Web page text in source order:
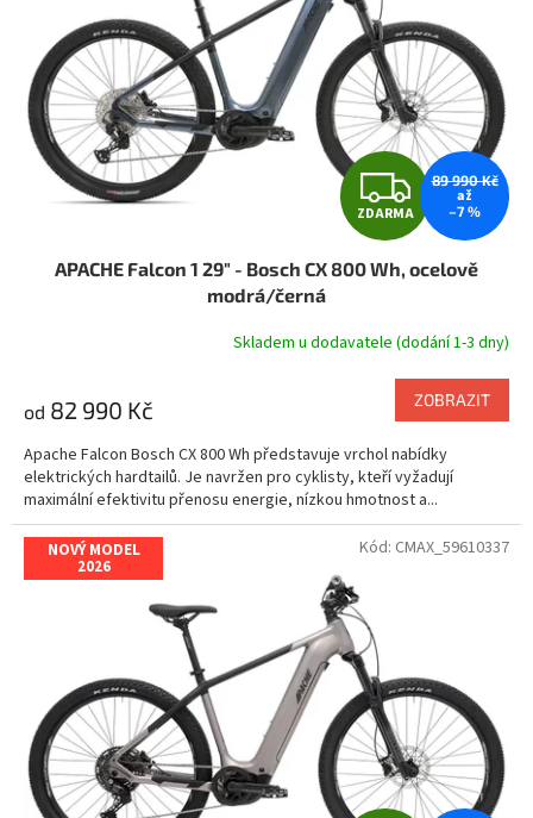
Z
D
A
R
M
A
ZDARMA
89 990 Kč
až
–7 %
APACHE Falcon 1 29" - Bosch CX 800 Wh, ocelově
modrá/černá
Skladem u dodavatele (dodání 1-3 dny)
od 82 990 Kč ZOBRAZIT
Apache Falcon Bosch CX 800 Wh představuje vrchol nabídky
elektrických hardtailů. Je navržen pro cyklisty, kteří vyžadují
maximální efektivitu přenosu energie, nízkou hmotnost a...
NOVÝ MODEL
2026
Kód: CMAX_59610337